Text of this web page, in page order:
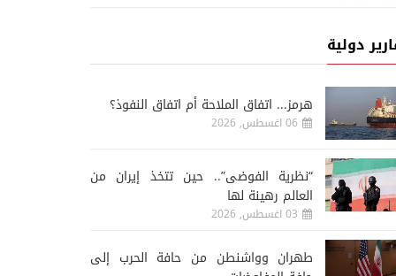
دولية
هرمز... اتفاق الملاحة أم اتفاق النفوذ؟
06 اغسطس, 2026
“نظرية الفوضى”.. حين تتخذ إيران من
العالم رهينة لها
03 اغسطس, 2026
طهران وواشنطن من حافة الحرب إلى